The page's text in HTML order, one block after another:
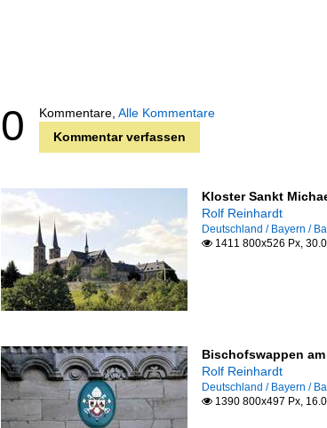
0 Kommentare, Alle Kommentare
Kommentar verfassen
Kloster Sankt
Rolf Reinhardt
Deutschland / Bayern /
1411 800x526 Px,
Bischofswappen am
Rolf Reinhardt
Deutschland / Bayern /
1390 800x497 Px,